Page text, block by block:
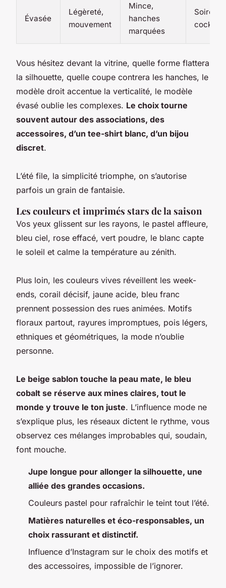
Évasée
Légèreté,
mouvement
Mince,
hanches
marquées
Soirées,
Vous hésitez devant la vitrine, quelle forme flattera
la silhouette, quelle coupe contrera les hanches, le
modèle droit accentue la verticalité, le modèle
évasé oublie les complexes. Le choix tourne
souvent autour des associations, des
accessoires, d’un tee-shirt blanc, d’un bijou
discret.
L’été file, la simplicité triomphe, on s’autorise
parfois un grain de fantaisie.
Les couleurs et imprimés stars de la saison
Vos yeux glissent sur les rayons, le pastel affleure,
bleu ciel, rose effacé, vert poudre, le blanc capte
le soleil et calme la température au zénith.
Plus loin, les couleurs vives réveillent les week-
ends, corail décisif, jaune acide, bleu franc
prennent possession des rues animées. Motifs
floraux partout, rayures impromptues, pois légers,
ethniques et géométriques, la mode n’oublie
personne.
Le beige sablon touche la peau mate, le bleu
cobalt se réserve aux mines claires, tout le
monde y trouve le ton juste. L’influence mode ne
s’explique plus, les réseaux dictent le rythme, vous
observez ces mélanges improbables qui, soudain,
font mouche.
Jupe longue pour allonger la silhouette, une
alliée des grandes occasions.
Couleurs pastel pour rafraîchir le teint tout l’été.
Matières naturelles et éco-responsables, un
choix rassurant et distinctif.
Influence d’Instagram sur le choix des motifs et
des accessoires, impossible de l’ignorer.